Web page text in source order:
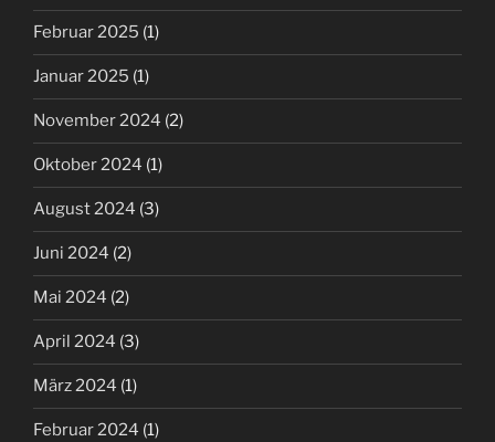
Februar 2025 (1)
Januar 2025 (1)
November 2024 (2)
Oktober 2024 (1)
August 2024 (3)
Juni 2024 (2)
Mai 2024 (2)
April 2024 (3)
März 2024 (1)
Februar 2024 (1)